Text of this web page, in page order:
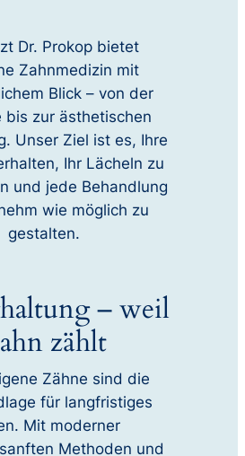
Dr. Prokop bietet
Zahnmedizin mit
Blick – von der
bis zur ästhetischen
Unser Ziel ist es, Ihre
Ihr Lächeln zu
und jede Behandlung
wie möglich zu
gestalten.
– weil
zählt
Zähne sind die
für langfristiges
Mit moderner
Methoden und